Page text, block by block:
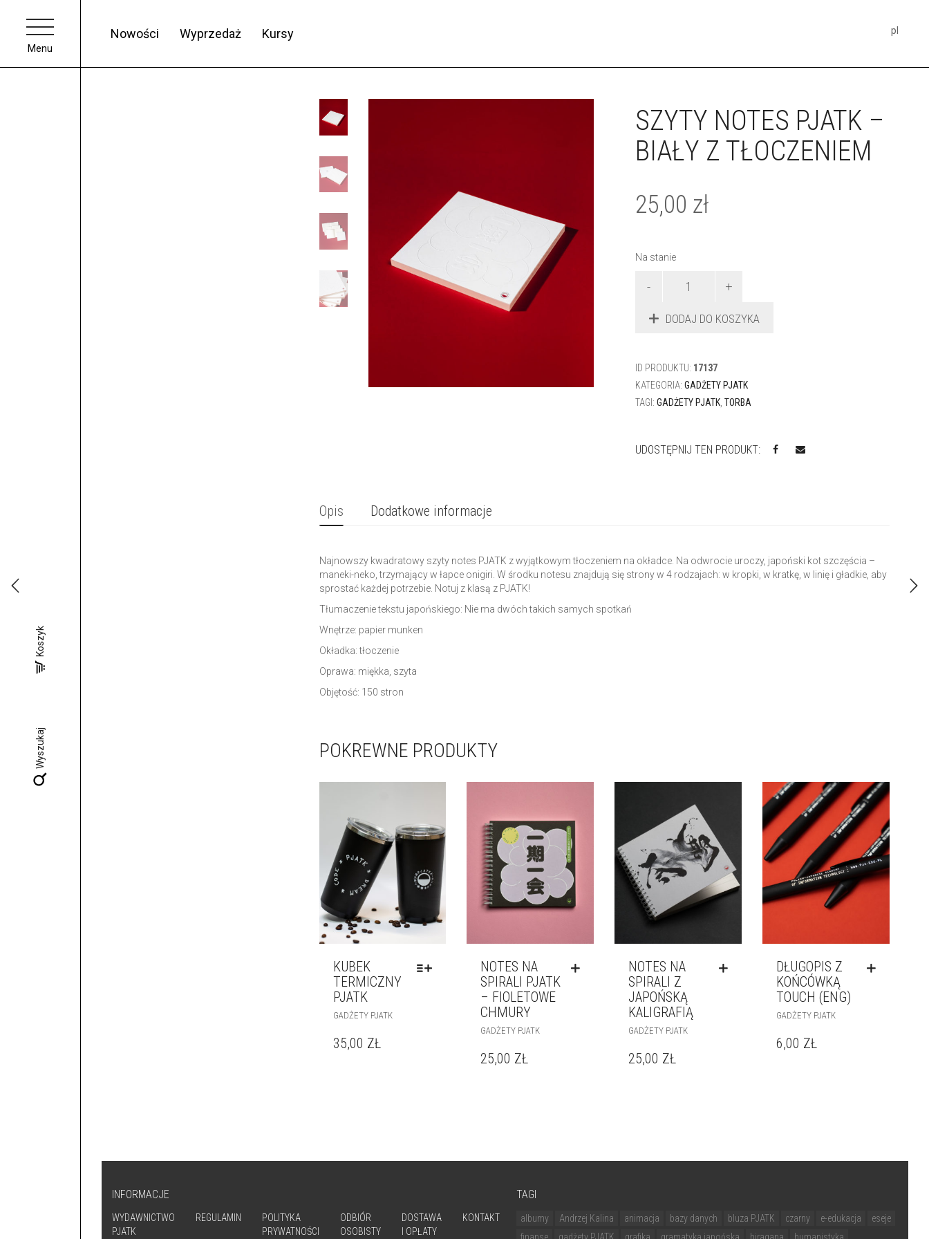
Nowości Wyprzedaż Kursy pl
Koszyk
Wyszukaj
Menu
SZYTY NOTES PJATK –
BIAŁY Z TŁOCZENIEM
25,00 zł
Na stanie
SZYTY
PJATK
TŁOCZENIEM
DODAJ DO KOSZYKA
ID PRODUKTU: 17137
KATEGORIA:GADŻETY PJATK
TAGI:GADŻETY PJATK ,TORBA
UDOSTĘPNIJ TEN PRODUKT:
Opis Dodatkowe informacje
Najnowszy kwadratowy szyty notes PJATK z wyjątkowym tłoczeniem na okładce. Na odwrocie uroczy, japoński kot szczęścia –
maneki-neko, trzymający w łapce onigiri. W środku notesu znajdują się strony w 4 rodzajach: w kropki, w kratkę, w linię i gładkie, aby
sprostać każdej potrzebie. Notuj z klasą z PJATK!
Tłumaczenie tekstu japońskiego: Nie ma dwóch takich samych spotkań
Wnętrze: papier munken
Okładka: tłoczenie
Oprawa: miękka, szyta
Objętość: 150 stron
POKREWNE PRODUKTY
KUBEK
TERMICZNY
PJATK
GADŻETY PJATK
35,00 ZŁ
NOTES NA
SPIRALI PJATK
– FIOLETOWE
CHMURY
GADŻETY PJATK
25,00 ZŁ
NOTES NA
SPIRALI Z
JAPOŃSKĄ
KALIGRAFIĄ
GADŻETY PJATK
25,00 ZŁ
DŁUGOPIS Z
KOŃCÓWKĄ
TOUCH (ENG)
GADŻETY PJATK
6,00 ZŁ
INFORMACJE
WYDAWNICTWO
PJATK
REGULAMIN
POLITYKA
PRYWATNOŚCI
ODBIÓR
OSOBISTY
DOSTAWA
I OPŁATY
KONTAKT
TAGI
albumy Andrzej Kalina animacja bazy danych bluza PJATK czarny e-edukacja
eseje